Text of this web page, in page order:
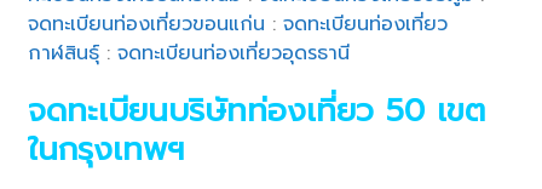
จดทะเบียนท่องเที่ยวขอนแก่น :จดทะเบียนท่องเที่ยว
กาฬสินธุ์ :จดทะเบียนท่องเที่ยวอุดรธานี
จดทะเบียนบริษัทท่องเที่ยว 50 เขต
ในกรุงเทพฯ